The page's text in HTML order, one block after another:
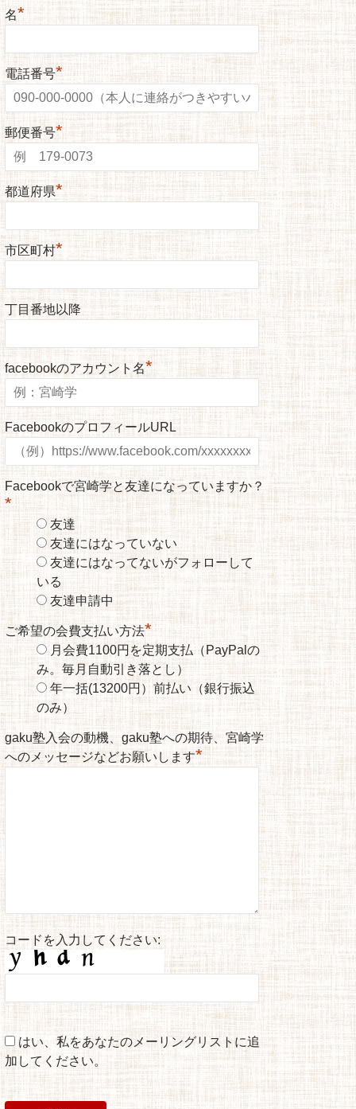
名*
電話番号*
郵便番号*
都道府県*
市区町村*
丁目番地以降
facebookのアカウント名*
FacebookのプロフィールURL
Facebookで宮崎学と友達になっていますか？
*
友達
友達にはなっていない
友達にはなってないがフォローして
いる
友達申請中
ご希望の会費支払い方法*
月会費1100円を定期支払（PayPalの
み。毎月自動引き落とし）
年一括(13200円）前払い（銀行振込
のみ）
gaku塾入会の動機、gaku塾への期待、宮崎学
へのメッセージなどお願いします*
コードを入力してください:
はい、私をあなたのメーリングリストに追
加してください。